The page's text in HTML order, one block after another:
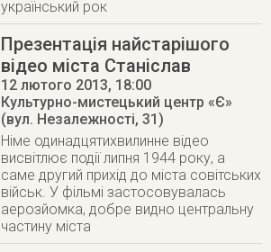
український рок
Презентація найстарішого
відео міста Станіслав
12 лютого 2013, 18:00
Культурно-мистецький центр «Є»
(вул. Незалежності, 31)
Німе одинадцятихвилинне відео
висвітлює події липня 1944 року, а
саме другий прихід до міста совітських
військ. У фільмі застосовувалась
аерозйомка, добре видно центральну
частину міста